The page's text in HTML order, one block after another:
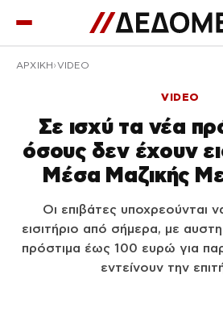
ΑΡΧΙΚΉ VIDEO
VIDEO
Σε ισχύ τα νέα
όσους δεν έχουν
Μέσα Μαζικής
Οι επιβάτες υποχρεούνται
εισιτήριο από σήμερα, με
πρόστιμα έως 100 ευρώ για
εντείνουν την